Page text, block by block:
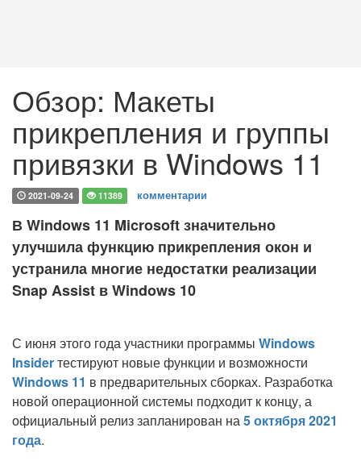
Обзор: Макеты
прикрепления и группы
привязки в Windows 11
2021-09-24 11389 комментарии
В Windows 11 Microsoft значительно
улучшила функцию прикрепления окон и
устранила многие недостатки реализации
Snap Assist в Windows 10
С июня этого года участники программы Windows
Insiderтестируют новые функции и возможности
Windows 11 в предварительных сборках. Разработка
новой операционной системы подходит к концу, а
официальный релиз запланирован на5 октября 2021
года.